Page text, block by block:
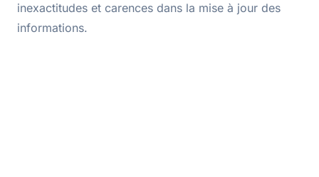
inexactitudes et carences dans la mise à jour des
informations.